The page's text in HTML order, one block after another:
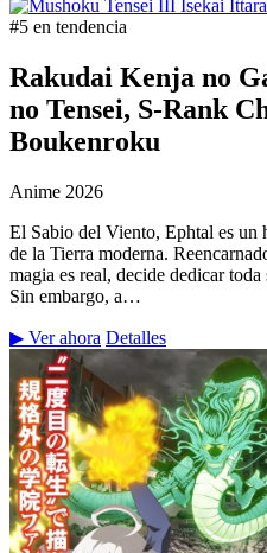
#5 en tendencia
Rakudai Kenja no
no Tensei, S-Rank
Boukenroku
Anime 2026
El Sabio del Viento, Ephtal es un
de la Tierra moderna.
magia es real, decide dedicar
Sin embargo, a…
▶ Ver ahora Detalles